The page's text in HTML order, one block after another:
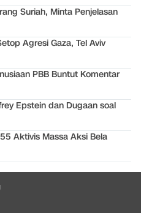
Suriah, Minta Penjelasan
Agresi Gaza, Tel Aviv
PBB Buntut Komentar
Epstein dan Dugaan soal
Aktivis Massa Aksi Bela